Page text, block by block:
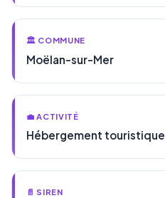
🏛️ COMMUNE
Moëlan-sur-Mer
💼 ACTIVITÉ
Hébergement touristique
📄 SIREN